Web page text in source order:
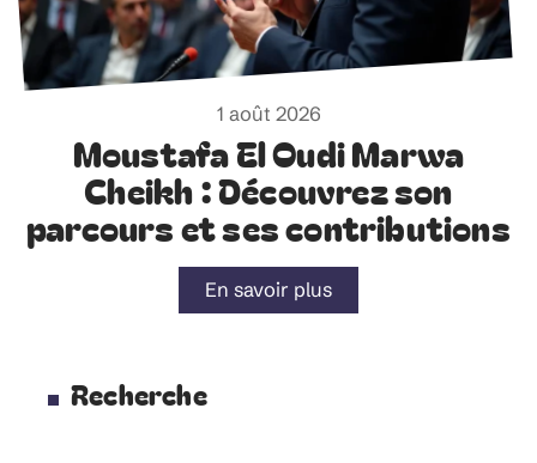
1 août 2026
Moustafa El Oudi Marwa
Cheikh : Découvrez son
parcours et ses contributions
En savoir plus
Recherche